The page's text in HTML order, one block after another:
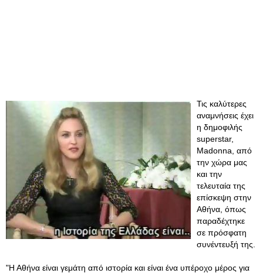
Τις καλύτερες
αναμνήσεις έχει
η δημοφιλής
superstar,
Madonna, από
την χώρα μας
και την
τελευταία της
επίσκεψη στην
Αθήνα, όπως
παραδέχτηκε
σε πρόσφατη
συνέντευξή της.
"Η Αθήνα είναι γεμάτη από ιστορία και είναι ένα υπέροχο μέρος για